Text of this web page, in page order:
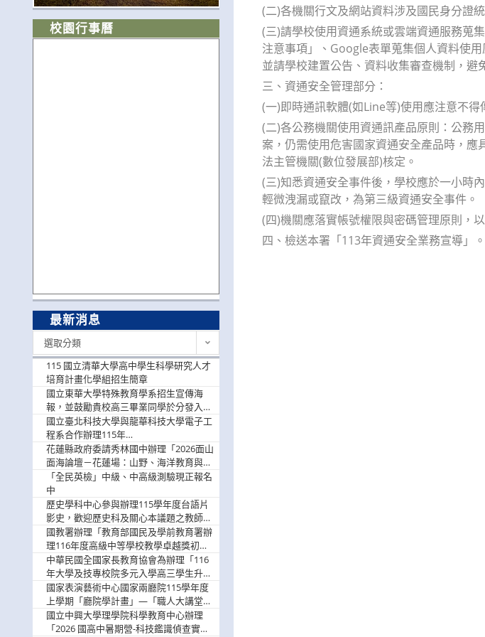
(二)各機關行文及網站資料涉及國民身分證
(三)請學校使用資通系統或雲端資通服務蒐
注意事項」、Google表單蒐集個人資料使
並請學校建置公告、資料收集審查機制，避
三、資通安全管理部分：
(一)即時通訊軟體(如Line等)使用應注意不得
(二)各公務機關使用資通訊產品原則：公務
案，仍需使用危害國家資通安全產品時，
法主管機關(數位發展部)核定。
(三)知悉資通安全事件後，學校應於一小時
輕微洩漏或竄改，為第三級資通安全事件。
(四)機關應落實帳號權限與密碼管理原則，
四、檢送本署「113年資通安全業務宣導」。
校園行事曆
最新消息
選取分類
115 國立清華大學高中學生科學研究人才
培育計畫化學組招生簡章
國立東華大學特殊教育學系招生宣傳海
報，並鼓勵貴校高三畢業同學於分發入學
階段踴躍選填。
國立臺北科技大學與龍華科技大學電子工
程系合作辦理115年
「115.08.10~08.12「AI賦能應用於智慧半
導體研習營」，歡迎學生踴躍報名參加
花蓮縣政府委請秀林國中辦理「2026面山
面海論壇－花蓮場：山野、海洋教育與戶
外安全實務課程」，歡迎踴躍報名參加
「全民英檢」中級、中高級測驗現正報名
中
歷史學科中心參與辦理115學年度台語片
影史，歡迎歷史科及關心本議題之教師踴
躍報名參加
國教署辦理「教育部國民及學前教育署辦
理116年度高級中等學校教學卓越獎初選
實施計畫」，鼓勵教師踴躍報名
中華民國全國家長教育協會為辦理「116
年大學及技專校院多元入學高三學生升學
輔導家長說明會」
國家表演藝術中心國家兩廳院115學年度
上學期「廳院學計畫」—「職人大講堂」
及「一日體驗課程」，鼓勵踴躍報名參
與。
國立中興大學理學院科學教育中心辦理
「2026 國高中暑期營-科技鑑識偵查實戰